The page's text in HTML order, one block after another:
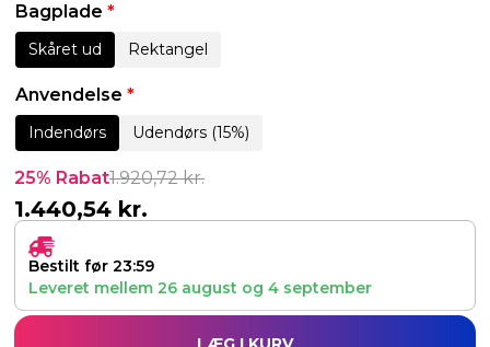
Bagplade *
Skåret ud Rektangel
Anvendelse *
Indendørs Udendørs (15%)
25% Rabat1.920,72kr.
1.440,54 kr.
Bestilt før 23:59
Leveret mellem 26 august og 4 september